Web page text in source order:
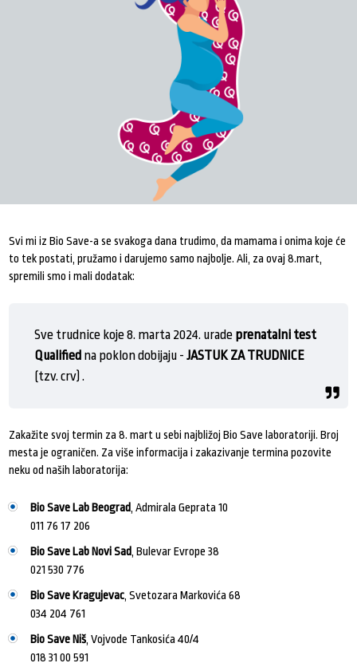
Svi mi iz Bio Save-a se svakoga dana trudimo, da mamama i onima koje će
to tek postati, pružamo i darujemo samo najbolje. Ali, za ovaj 8.mart,
spremili smo i mali dodatak:
Sve trudnice koje 8. marta 2024. urade prenatalni test
Qualified na poklon dobijaju -JASTUK ZA TRUDNICE
(tzv. crv) .
Zakažite svoj termin za 8. mart u sebi najbližoj Bio Save laboratoriji. Broj
mesta je ograničen. Za više informacija i zakazivanje termina pozovite
neku od naših laboratorija:
Bio Save Lab Beograd, Admirala Geprata 10
011 76 17 206
Bio Save Lab Novi Sad, Bulevar Evrope 38
021 530 776
Bio Save Kragujevac, Svetozara Markovića 68
034 204 761
Bio Save Niš, Vojvode Tankosića 40/4
018 31 00 591